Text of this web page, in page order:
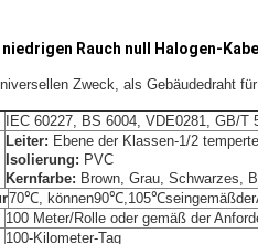
Rauch null Halogen-
Zweck, als Gebäudedraht
IEC 60227, BS 6004, VDE0281, GB/T
Leiter: Ebene der Klassen-1/2
Isolierung: PVC
Kernfarbe: Brown, Grau, Schwarzes,
70℃,
100 Meter/Rolle oder gemäß der
100-Kilometer-Tag